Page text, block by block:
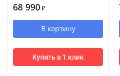
68 990 ₽
В корзину
Купить в 1 клик